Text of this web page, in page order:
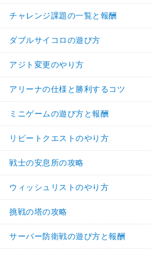
チャレンジ課題の一覧と報酬
ダブルサイコロの遊び方
アジト変更のやり方
アリーナの仕様と勝利するコツ
ミニゲームの遊び方と報酬
リピートクエストのやり方
戦士の安息所の攻略
ウィッシュリストのやり方
挑戦の塔の攻略
サーバー防衛戦の遊び方と報酬